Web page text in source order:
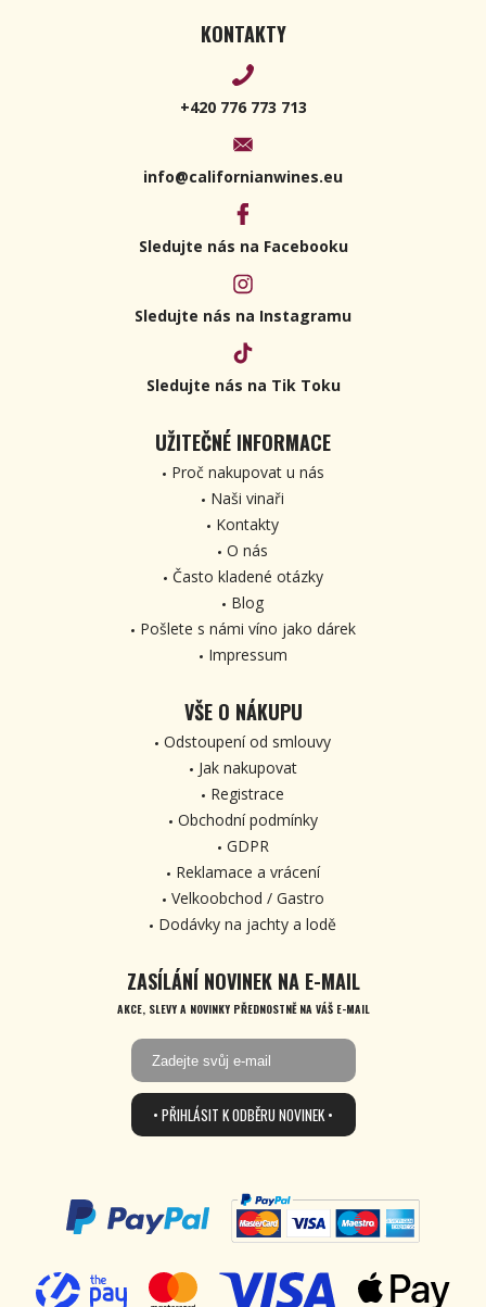
KONTAKTY
+420 776 773 713
info@californianwines.eu
Sledujte nás na Facebooku
Sledujte nás na Instagramu
Sledujte nás na Tik Toku
UŽITEČNÉ INFORMACE
Proč nakupovat u nás
Naši vinaři
Kontakty
O nás
Často kladené otázky
Blog
Pošlete s námi víno jako dárek
Impressum
VŠE O NÁKUPU
Odstoupení od smlouvy
Jak nakupovat
Registrace
Obchodní podmínky
GDPR
Reklamace a vrácení
Velkoobchod / Gastro
Dodávky na jachty a lodě
ZASÍLÁNÍ NOVINEK NA E-MAIL
AKCE, SLEVY A NOVINKY PŘEDNOSTNĚ NA VÁŠ E-MAIL
• PŘIHLÁSIT K ODBĚRU NOVINEK •